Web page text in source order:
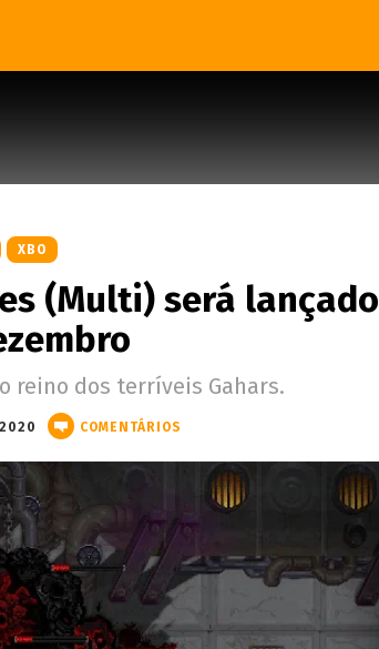
XBO
(Multi) será lançado
reino dos terríveis Gahars.
COMENTÁRIOS